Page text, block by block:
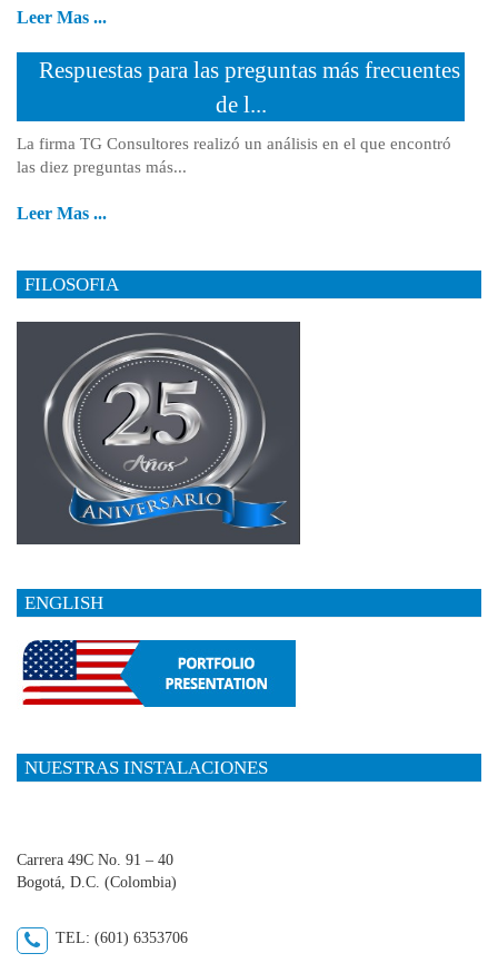
Leer Mas ...
Respuestas para las preguntas más frecuentes
de l...
La firma TG Consultores realizó un análisis en el que encontró
las diez preguntas más...
Leer Mas ...
FILOSOFIA
ENGLISH
NUESTRAS INSTALACIONES
Carrera 49C No. 91 – 40
Bogotá, D.C. (Colombia)
TEL: (601) 6353706